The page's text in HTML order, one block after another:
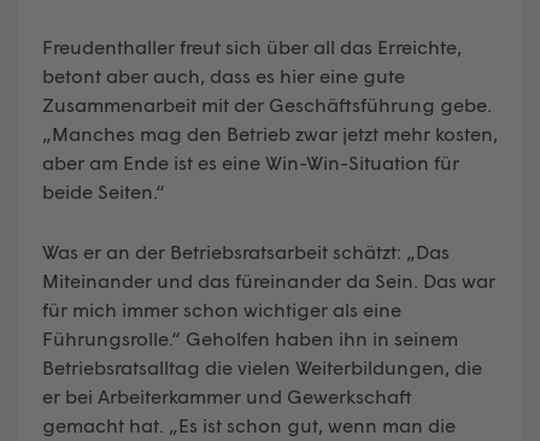
Freudenthaller freut sich über all das Erreichte,
betont aber auch, dass es hier eine gute
Zusammenarbeit mit der Geschäftsführung gebe.
„Manches mag den Betrieb zwar jetzt mehr kosten,
aber am Ende ist es eine Win-Win-Situation für
beide Seiten.“
Was er an der Betriebsratsarbeit schätzt: „Das
Miteinander und das füreinander da Sein. Das war
für mich immer schon wichtiger als eine
Führungsrolle.“ Geholfen haben ihn in seinem
Betriebsratsalltag die vielen Weiterbildungen, die
er bei Arbeiterkammer und Gewerkschaft
gemacht hat. „Es ist schon gut, wenn man die